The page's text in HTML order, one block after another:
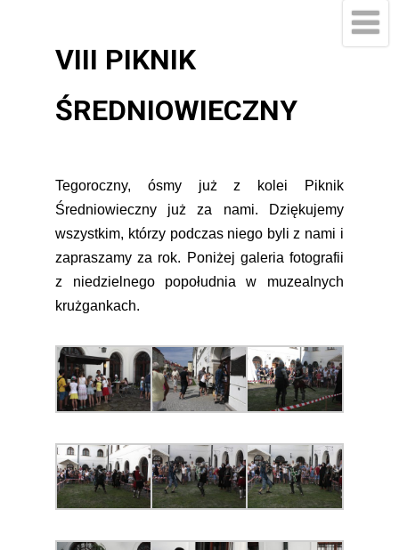
VIII PIKNIK
ŚREDNIOWIECZNY
Tegoroczny, ósmy już z kolei Piknik
Średniowieczny już za nami. Dziękujemy
wszystkim, którzy podczas niego byli z nami i
zapraszamy za rok. Poniżej galeria fotografii
z niedzielnego popołudnia w muzealnych
krużgankach.